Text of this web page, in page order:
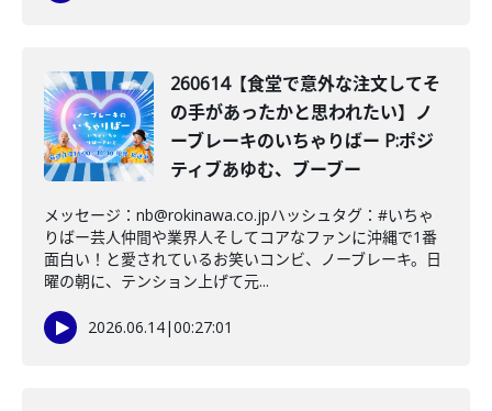
260614【食堂で意外な注文してそ
の手があったかと思われたい】ノ
ーブレーキのいちゃりばー P:ポジ
ティブあゆむ、ブーブー
メッセージ：nb@rokinawa.co.jpハッシュタグ：#いちゃ
りばー芸人仲間や業界人そしてコアなファンに沖縄で1番
面白い！と愛されているお笑いコンビ、ノーブレーキ。日
曜の朝に、テンション上げて元...
2026.06.14|00:27:01